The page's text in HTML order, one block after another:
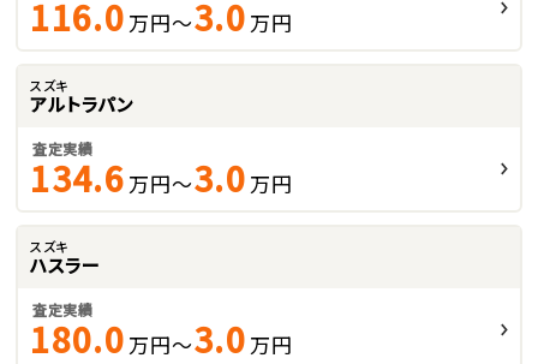
116.0 万円～3.0 万円
スズキ
アルトラパン
査定実績
134.6 万円～3.0 万円
スズキ
ハスラー
査定実績
180.0 万円～3.0 万円